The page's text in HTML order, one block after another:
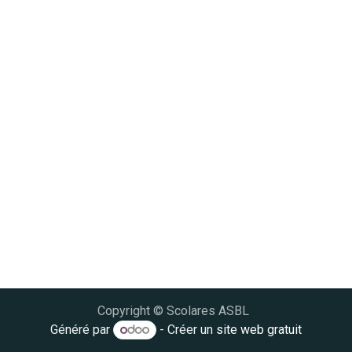
Copyright © Scolares ASBL
Généré par
- Créer un site web gratuit